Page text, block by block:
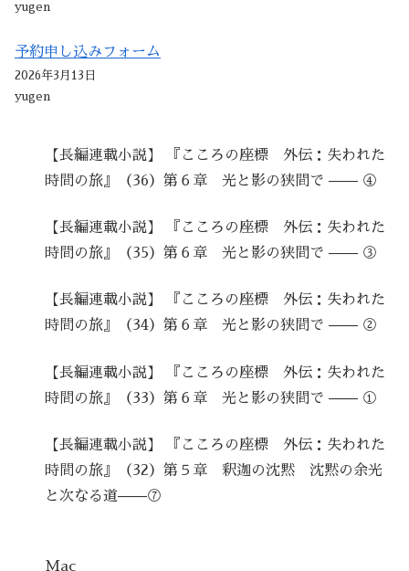
yugen
予約申し込みフォーム
2026年3月13日
yugen
【長編連載小説】 『こころの座標 外伝：失われた
時間の旅』（36）第６章 光と影の狭間で —— ④
【長編連載小説】 『こころの座標 外伝：失われた
時間の旅』（35）第６章 光と影の狭間で —— ③
【長編連載小説】 『こころの座標 外伝：失われた
時間の旅』（34）第６章 光と影の狭間で —— ②
【長編連載小説】 『こころの座標 外伝：失われた
時間の旅』（33）第６章 光と影の狭間で —— ①
【長編連載小説】 『こころの座標 外伝：失われた
時間の旅』（32）第５章 釈迦の沈黙 沈黙の余光
と次なる道——⑦
Mac